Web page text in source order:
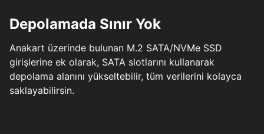
Depolamada Sınır Yok
Anakart üzerinde bulunan M.2 SATA/NVMe SSD
girişlerine ek olarak, SATA slotlarını kullanarak
depolama alanını yükseltebilir, tüm verilerini kolayca
saklayabilirsin.